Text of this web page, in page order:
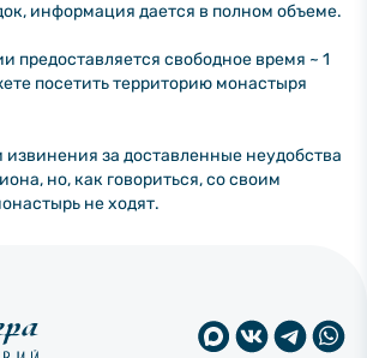
информация дается в полном объеме.
предоставляется свободное время ~ 1
посетить территорию монастыря
за доставленные неудобства
но, как говориться, со своим
не ходят.